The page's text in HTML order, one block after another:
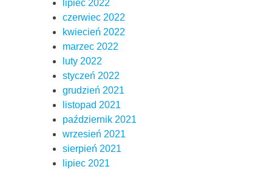
lipiec 2022
czerwiec 2022
kwiecień 2022
marzec 2022
luty 2022
styczeń 2022
grudzień 2021
listopad 2021
październik 2021
wrzesień 2021
sierpień 2021
lipiec 2021